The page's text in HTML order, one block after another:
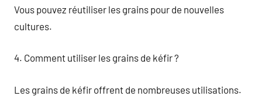
Vous pouvez réutiliser les grains pour de nouvelles
cultures.
4. Comment utiliser les grains de kéfir ?
Les grains de kéfir offrent de nombreuses utilisations.